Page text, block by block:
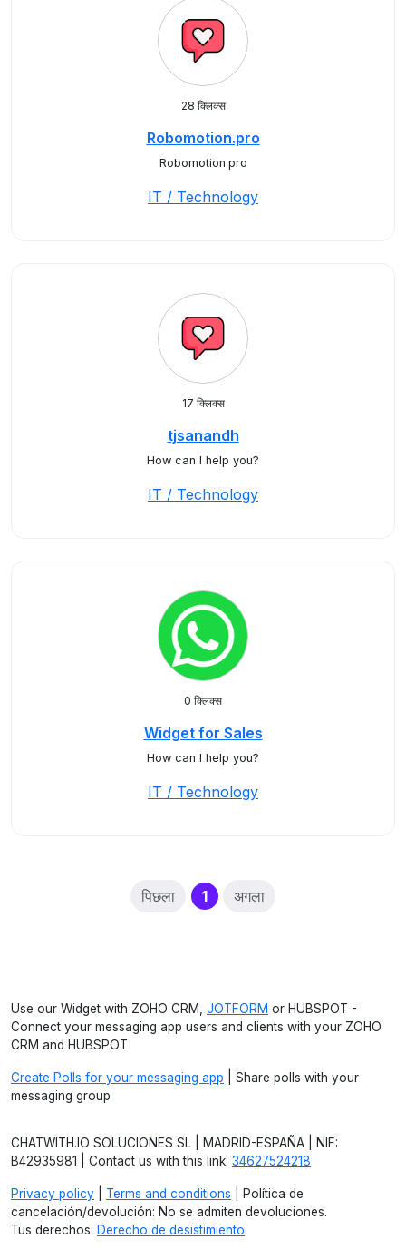
28 क्लिक्स
Robomotion.pro
Robomotion.pro
IT / Technology
17 क्लिक्स
tjsanandh
How can I help you?
IT / Technology
0 क्लिक्स
Widget for Sales
How can I help you?
IT / Technology
पिछला 1(current)
अगला
Use our Widget with ZOHO CRM, JOTFORM or HUBSPOT -
Connect your messaging app users and clients with your ZOHO
CRM and HUBSPOT
Create Polls for your messaging app | Share polls with your
messaging group
CHATWITH.IO SOLUCIONES SL | MADRID-ESPAÑA | NIF:
B42935981 | Contact us with this link: 34627524218
Privacy policy Terms and conditions | Política de
cancelación/devolución: No se admiten devoluciones.
Tus derechos: Derecho de desistimiento.